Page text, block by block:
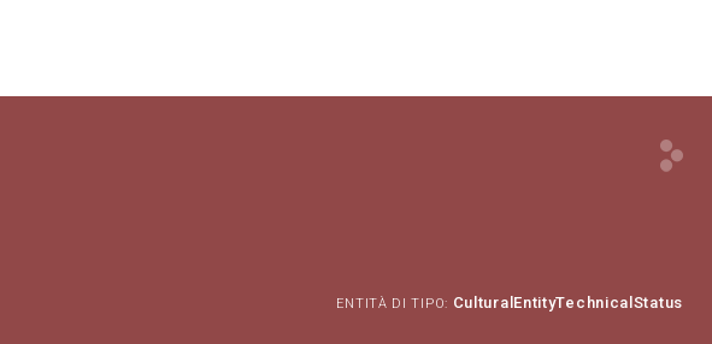
ENTITÀ DI TIPO: CulturalEntityTechnicalStatus